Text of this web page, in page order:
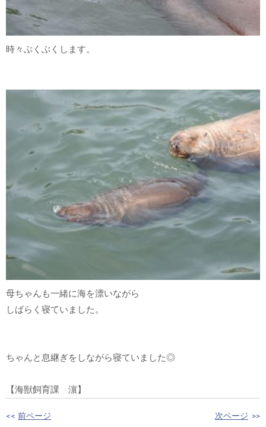
時々ぶくぶくします。
母ちゃんも一緒に海を漂いながら
しばらく寝ていました。
ちゃんと息継ぎをしながら寝ていました◎
【海獣飼育課 濵】
<< 前ページ 次ページ >>